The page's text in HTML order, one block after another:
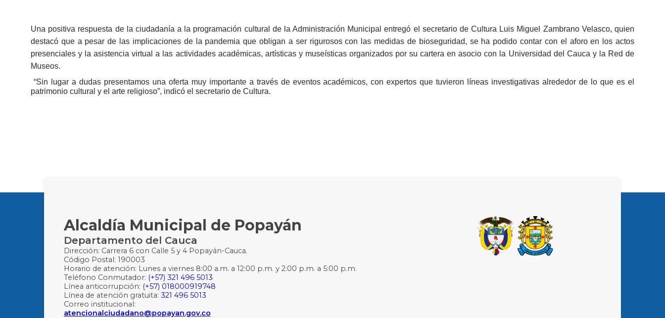
Una positiva respuesta de la ciudadanía a la programación cultural de la Administración Municipal entregó el secretario de Cultura Luis Miguel Zambrano Velasco, quien
destacó que a pesar de las implicaciones de la pandemia que obligan a ser rigurosos con las medidas de bioseguridad, se ha podido contar con el aforo en los actos
presenciales y la asistencia virtual a las actividades académicas, artísticas y museísticas organizados por su cartera en asocio con la Universidad del Cauca y la Red de
Museos.​
“Sin lugar a dudas presentamos una oferta muy importante a través de eventos académicos, con expertos que tuvieron líneas investigativas alrededor de lo que es el
patrimonio cultural y el arte religioso”, indicó el secretario de Cultura.
Alcaldía Municipal de Popayán
Departamento del Cauca
Dirección: Carrera 6 con Calle 5 y 4 Popayán-Cauca.
Código Postal: 190003
Horario de atención: Lunes a viernes 8:00 a.m. a 12:00 p.m. y 2:00 p.m. a 5:00 p.m.
Teléfono Conmutador: (+57) 321 496 5013
Línea anticorrupción: (+57) 018000919748
Línea de atención gratuita: 321 496 5013
Correo institucional:
atencionalciudadano@popayan.gov.co